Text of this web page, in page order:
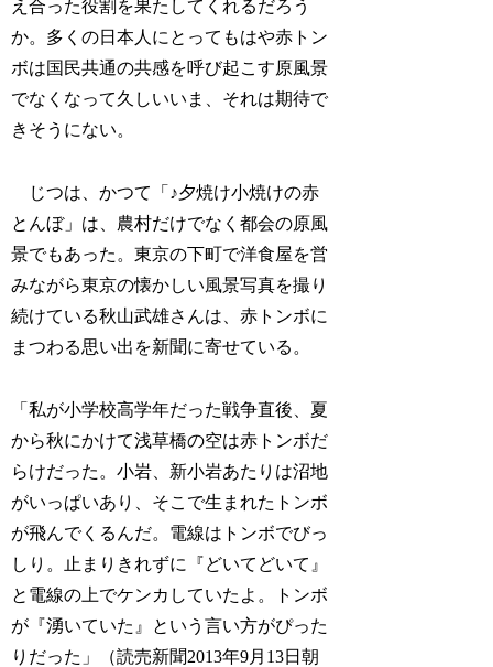
え合った役割を果たしてくれるだろう
か。多くの日本人にとってもはや赤トン
ボは国民共通の共感を呼び起こす原風景
でなくなって久しいいま、それは期待で
きそうにない。
じつは、かつて「♪夕焼け小焼けの赤
とんぼ」は、農村だけでなく都会の原風
景でもあった。東京の下町で洋食屋を営
みながら東京の懐かしい風景写真を撮り
続けている秋山武雄さんは、赤トンボに
まつわる思い出を新聞に寄せている。
「私が小学校高学年だった戦争直後、夏
から秋にかけて浅草橋の空は赤トンボだ
らけだった。小岩、新小岩あたりは沼地
がいっぱいあり、そこで生まれたトンボ
が飛んでくるんだ。電線はトンボでびっ
しり。止まりきれずに『どいてどいて』
と電線の上でケンカしていたよ。トンボ
が『湧いていた』という言い方がぴった
りだった」（読売新聞2013年9月13日朝